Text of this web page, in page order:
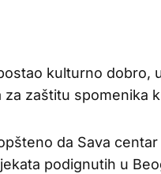
kulturno dobro,
za zaštitu spomenika
da Sava
podignutih u